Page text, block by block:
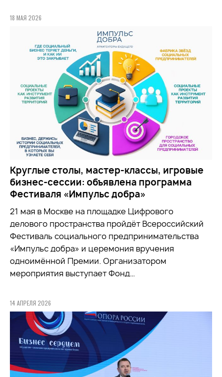
18 МАЯ 2026
Круглые столы, мастер-классы, игровые
бизнес-сессии: объявлена программа
Фестиваля «Импульс добра»
21 мая в Москве на площадке Цифрового
делового пространства пройдёт Всероссийский
Фестиваль социального предпринимательства
«Импульс добра» и церемония вручения
одноимённой Премии. Организатором
мероприятия выступает Фонд…
14 АПРЕЛЯ 2026